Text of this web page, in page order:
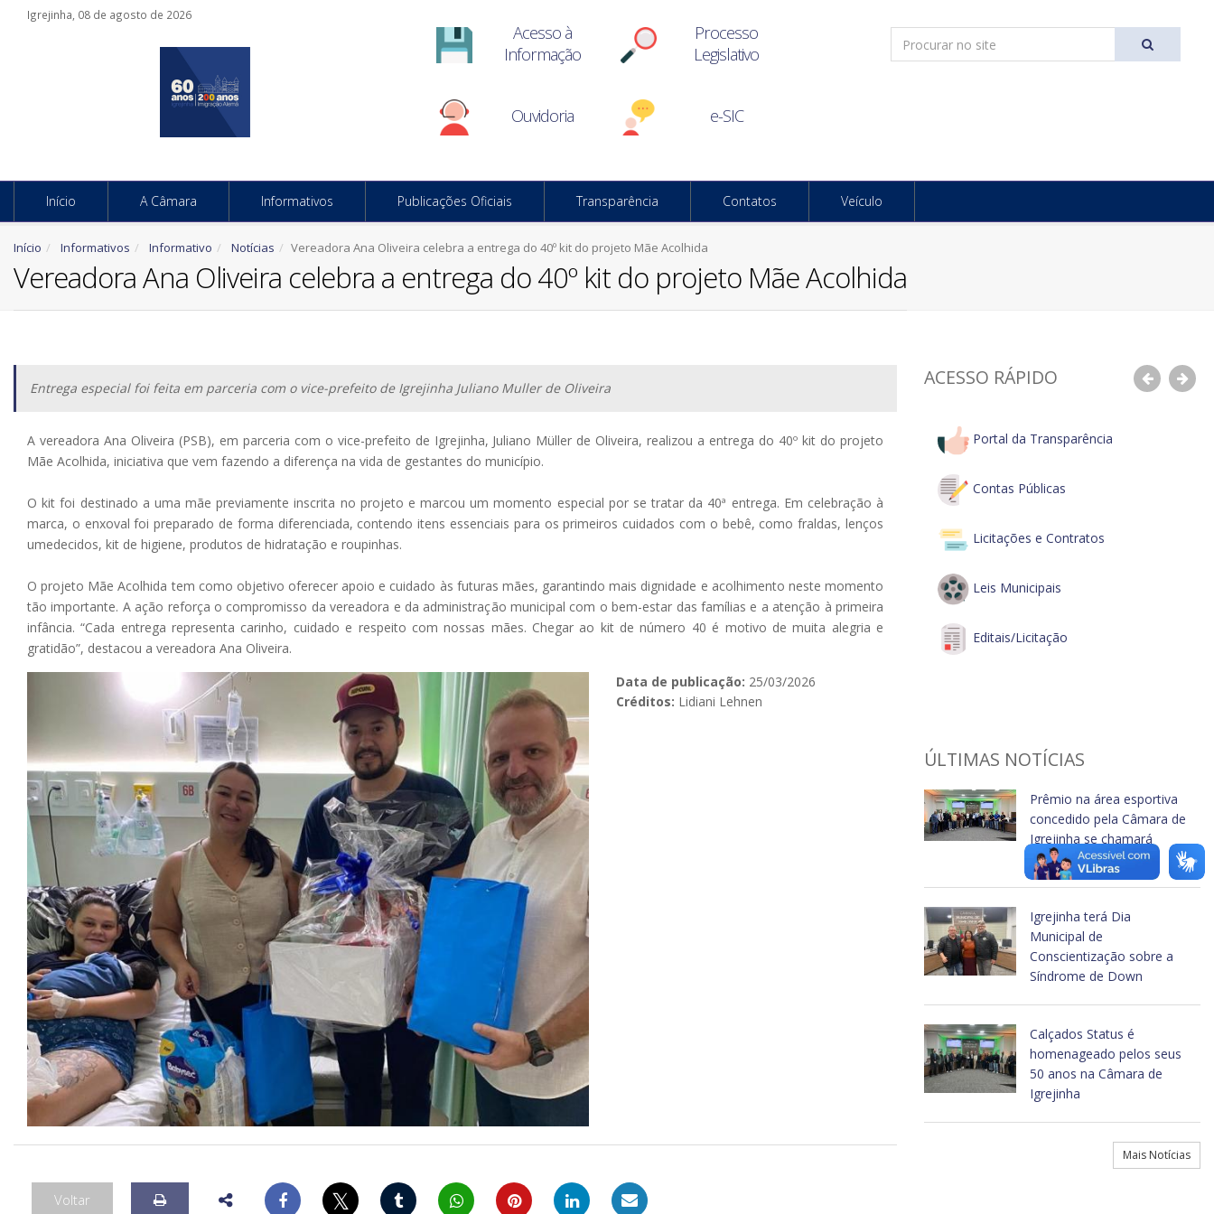
Igrejinha, 08 de agosto de 2026
Acesso à
Informação
Processo
Legislativo
Ouvidoria e-SIC
Pesquisar
Início A Câmara Informativos Publicações Oficiais Transparência Contatos Veículo
Início Informativos Informativo Notícias Vereadora Ana Oliveira celebra a entrega do 40º kit do projeto Mãe Acolhida
Vereadora Ana Oliveira celebra a entrega do 40º kit do projeto Mãe Acolhida
Entrega especial foi feita em parceria com o vice-prefeito de Igrejinha Juliano Muller de Oliveira
A vereadora Ana Oliveira (PSB), em parceria com o vice-prefeito de Igrejinha, Juliano Müller de Oliveira, realizou a entrega do 40º kit do projeto
Mãe Acolhida, iniciativa que vem fazendo a diferença na vida de gestantes do município.
O kit foi destinado a uma mãe previamente inscrita no projeto e marcou um momento especial por se tratar da 40ª entrega. Em celebração à
marca, o enxoval foi preparado de forma diferenciada, contendo itens essenciais para os primeiros cuidados com o bebê, como fraldas, lenços
umedecidos, kit de higiene, produtos de hidratação e roupinhas.
O projeto Mãe Acolhida tem como objetivo oferecer apoio e cuidado às futuras mães, garantindo mais dignidade e acolhimento neste momento
tão importante. A ação reforça o compromisso da vereadora e da administração municipal com o bem-estar das famílias e a atenção à primeira
infância. “Cada entrega representa carinho, cuidado e respeito com nossas mães. Chegar ao kit de número 40 é motivo de muita alegria e
gratidão”, destacou a vereadora Ana Oliveira.
Data de publicação: 25/03/2026
Créditos: Lidiani Lehnen
Voltar 𝕏
ACESSO RÁPIDO Anterior
Portal da Transparência
Contas Públicas
Licitações e Contratos
Leis Municipais
Editais/Licitação
ÚLTIMAS NOTÍCIAS
Prêmio na área esportiva
concedido pela Câmara de
Igrejinha se chamará
Carlos Alberto Werb
Igrejinha terá Dia
Municipal de
Conscientização sobre a
Síndrome de Down
Calçados Status é
homenageado pelos seus
50 anos na Câmara de
Igrejinha
Mais Notícias